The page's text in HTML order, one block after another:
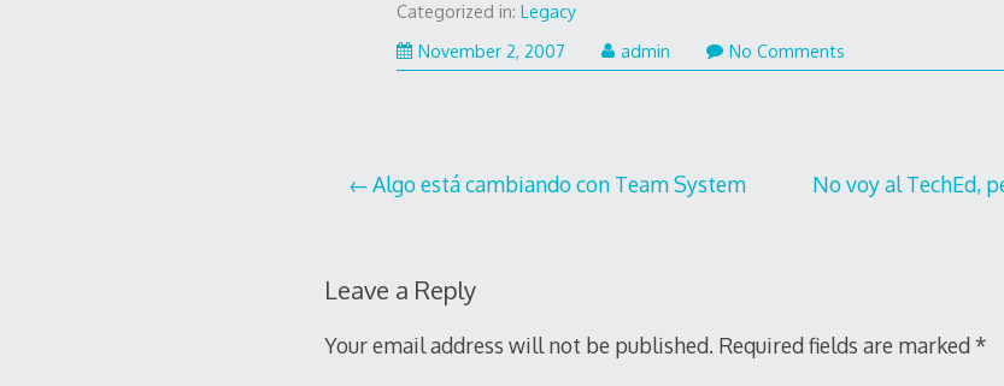
Categorized in:Legacy
November 2, 2007
admin No Comments
Post
Algo está cambiando con Team System No voy al TechEd,
Leave a Reply
Your email address will not be published. Required fields are marked *